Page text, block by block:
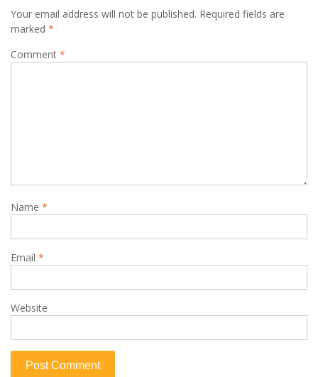
Your email address will not be published. Required fields are
marked *
Comment *
Name *
Email *
Website